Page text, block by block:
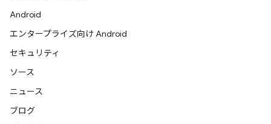
Android
エンタープライズ向け Android
セキュリティ
ソース
ニュース
ブログ